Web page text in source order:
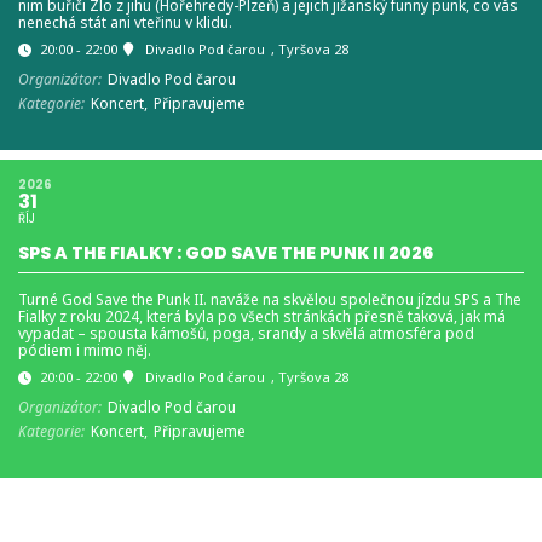
nim buřiči Zlo z jihu (Hořehredy-Plzeň) a jejich jižanský funny punk, co vás
nenechá stát ani vteřinu v klidu.
20:00 - 22:00 Divadlo Pod čarou , Tyršova 28
Organizátor: Divadlo Pod čarou
Kategorie: Koncert, Připravujeme
2026
31
ŘÍJ
SPS A THE FIALKY : GOD SAVE THE PUNK II 2026
Turné God Save the Punk II. naváže na skvělou společnou jízdu SPS a The
Fialky z roku 2024, která byla po všech stránkách přesně taková, jak má
vypadat – spousta kámošů, poga, srandy a skvělá atmosféra pod
pódiem i mimo něj.
20:00 - 22:00 Divadlo Pod čarou , Tyršova 28
Organizátor: Divadlo Pod čarou
Kategorie: Koncert, Připravujeme